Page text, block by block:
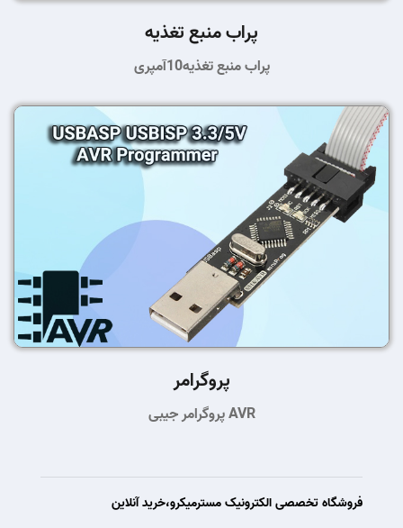
پراب منبع تغذیه
پراب منبع تغذیه10آمپری
پروگرامر
پروگرامر جیبی AVR
فروشگاه تخصصی الکترونیک مسترمیکرو،خرید آنلاین